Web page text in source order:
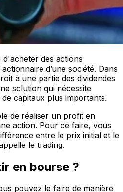
d'acheter des actions
d’une société. Dans
à une partie des dividendes
solution qui nécessite
capitaux plus importants.
de réaliser un profit en
action. Pour ce faire, vous
entre le prix initial et le
le trading.
en bourse ?
pouvez le faire de manière